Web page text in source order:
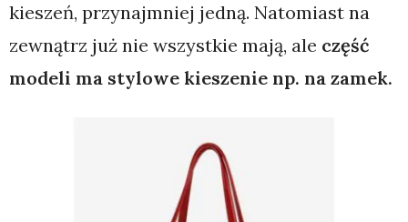
kieszeń, przynajmniej jedną. Natomiast na
zewnątrz już nie wszystkie mają, ale część
modeli ma stylowe kieszenie np. na zamek.